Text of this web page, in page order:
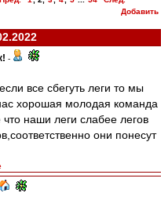
Добавить
-
если все сбегуть леги то мы
хорошая молодая команда
наши леги слабее легов
они понесут